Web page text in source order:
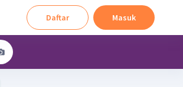
Daftar Masuk